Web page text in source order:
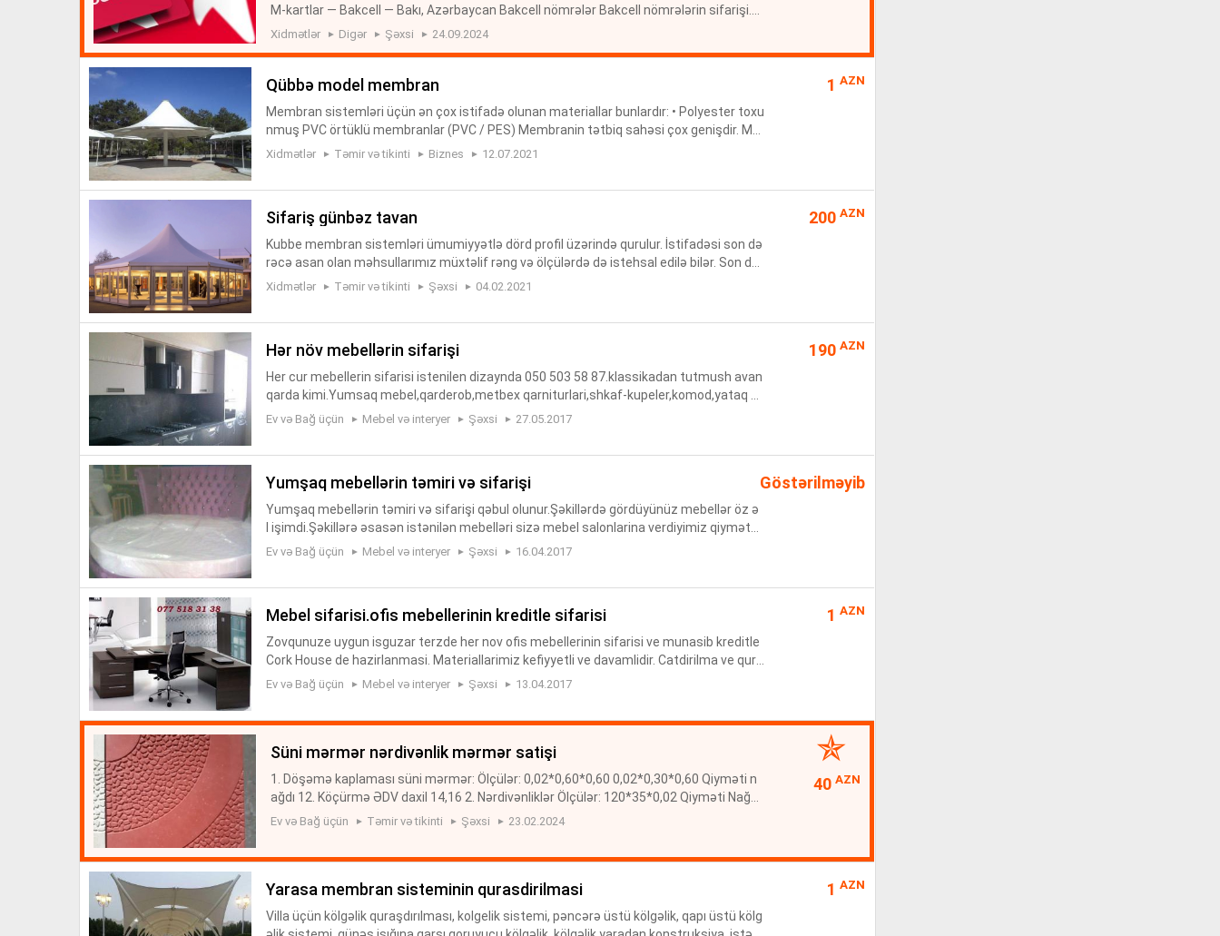
M-kartlar — Bakcell — Bakı, Azərbaycan Bakcell nömrələr Bakcell nömrələrin sifarişi.
Bakcell nömrə almaq. Bakcell Bakcell nömrə Bakcell nomre axtarisi Cin nomrele...
Xidmətlər Digər Şəxsi 24.09.2024
qübbə model membran
Membran sistemləri üçün ən çox istifadə olunan materiallar bunlardır: • Polyester toxu
nmuş PVC örtüklü membranlar (PVC / PES) Membranin tətbiq sahəsi çox genişdir. Mar
ket yerləri, alış-veriş mərkəzlərinin damları, amfiteatrlar, təşkilatlar, festivall...
Xidmətlər Təmir və tikinti Biznes 12.07.2021
1 AZN
sifariş günbəz tavan
Kubbe membran sistemləri ümumiyyətlə dörd profil üzərində qurulur. İstifadəsi son də
rəcə asan olan məhsullarımız müxtəlif rəng və ölçülərdə də istehsal edilə bilər. Son dər
əcə davamlı materiallarla dəstəklənən məhsulumuz günəş işığından və yağışdan q...
Xidmətlər Təmir və tikinti Şəxsi 04.02.2021
200 AZN
hər növ mebellərin sifarişi
Her cur mebellerin sifarisi istenilen dizaynda 050 503 58 87.klassikadan tutmush avan
qarda kimi.Yumsaq mebel,qarderob,metbex qarniturlari,shkaf-kupeler,komod,yataq de
stleri,carpayilar,magaza,aptek,restoran ucun lazim olan mebel avadanliqlari.Maraqla
Ev və Bağ üçün Mebel və interyer Şəxsi 27.05.2017
190 AZN
yumşaq mebellərin təmiri və sifarişi
Yumşaq mebellərin təmiri və sifarişi qəbul olunur.Şəkillərdə gördüyünüz mebellər öz ə
l işimdi.Şəkillərə əsasən istənilən mebelləri sizə mebel salonlarina verdiyimiz qiymətə
təklif edirik.Əlaqə nomre: 0709061996 - 0506268896 WHATSAPP- 0708372396 mebe
Ev və Bağ üçün Mebel və interyer Şəxsi 16.04.2017
Göstərilməyib
mebel sifarisi.ofis mebellerinin kreditle sifarisi
Zovqunuze uygun isguzar terzde her nov ofis mebellerinin sifarisi ve munasib kreditle
Cork House de hazirlanmasi. Materiallarimiz kefiyyetli ve davamlidir. Catdirilma ve qura
sdirilma pulsuzdur. Ustelik 1 il zemanetle. Unvan; Xetai rayonu,Gence prospe...
Ev və Bağ üçün Mebel və interyer Şəxsi 13.04.2017
1 AZN
süni mərmər nərdivənlik mərmər satişi
1. Döşəmə kaplaması süni mərmər: Ölçülər: 0,02*0,60*0,60 0,02*0,30*0,60 Qiyməti n
ağdı 12. Köçürmə ƏDV daxil 14,16 2. Nərdivənliklər Ölçülər: 120*35*0,02 Qiyməti Nağdı
12 m, Köçürmə ƏDV daxil 14,16 3. Süpürgəlik Qiyməti Nağdı 4 m Köçürmə ƏDV daxil 4,
Ev və Bağ üçün Təmir və tikinti Şəxsi 23.02.2024
40 AZN
yarasa membran sisteminin qurasdirilmasi
Villa üçün kölgəlik quraşdırılması, kolgelik sistemi, pəncərə üstü kölgəlik, qapı üstü kölg
1 AZN